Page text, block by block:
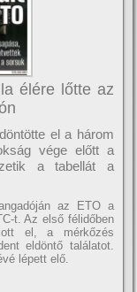
élére lőtte az
el a három
vége előtt a
a tabellát a
az ETO a
t. Az első félidőben
el, a mérkőzés
eldöntő találatot.
lépett elő.